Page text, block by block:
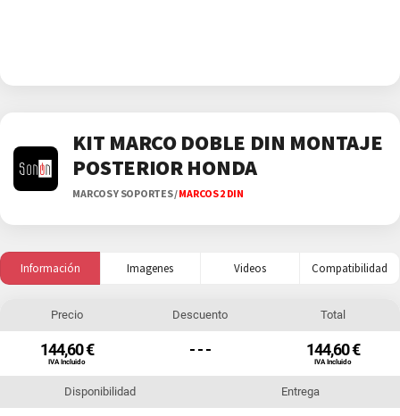
KIT MARCO DOBLE DIN MONTAJE
POSTERIOR HONDA
MARCOS Y SOPORTES/MARCOS 2 DIN
Información Imagenes Videos Compatibilidad
Precio
144,60 €
IVA Incluido
Descuento
- - -
Total
144,60 €
IVA Incluido
Disponibilidad Entrega